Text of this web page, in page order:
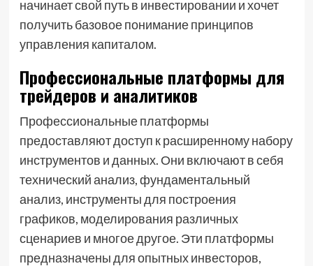
начинает свой путь в инвестировании и хочет
получить базовое понимание принципов
управления капиталом.
Профессиональные платформы для
трейдеров и аналитиков
Профессиональные платформы
предоставляют доступ к расширенному набору
инструментов и данных. Они включают в себя
технический анализ, фундаментальный
анализ, инструменты для построения
графиков, моделирования различных
сценариев и многое другое. Эти платформы
предназначены для опытных инвесторов,